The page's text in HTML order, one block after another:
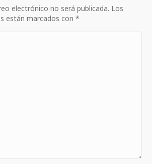
electrónico no será publicada. Los
están marcados con *